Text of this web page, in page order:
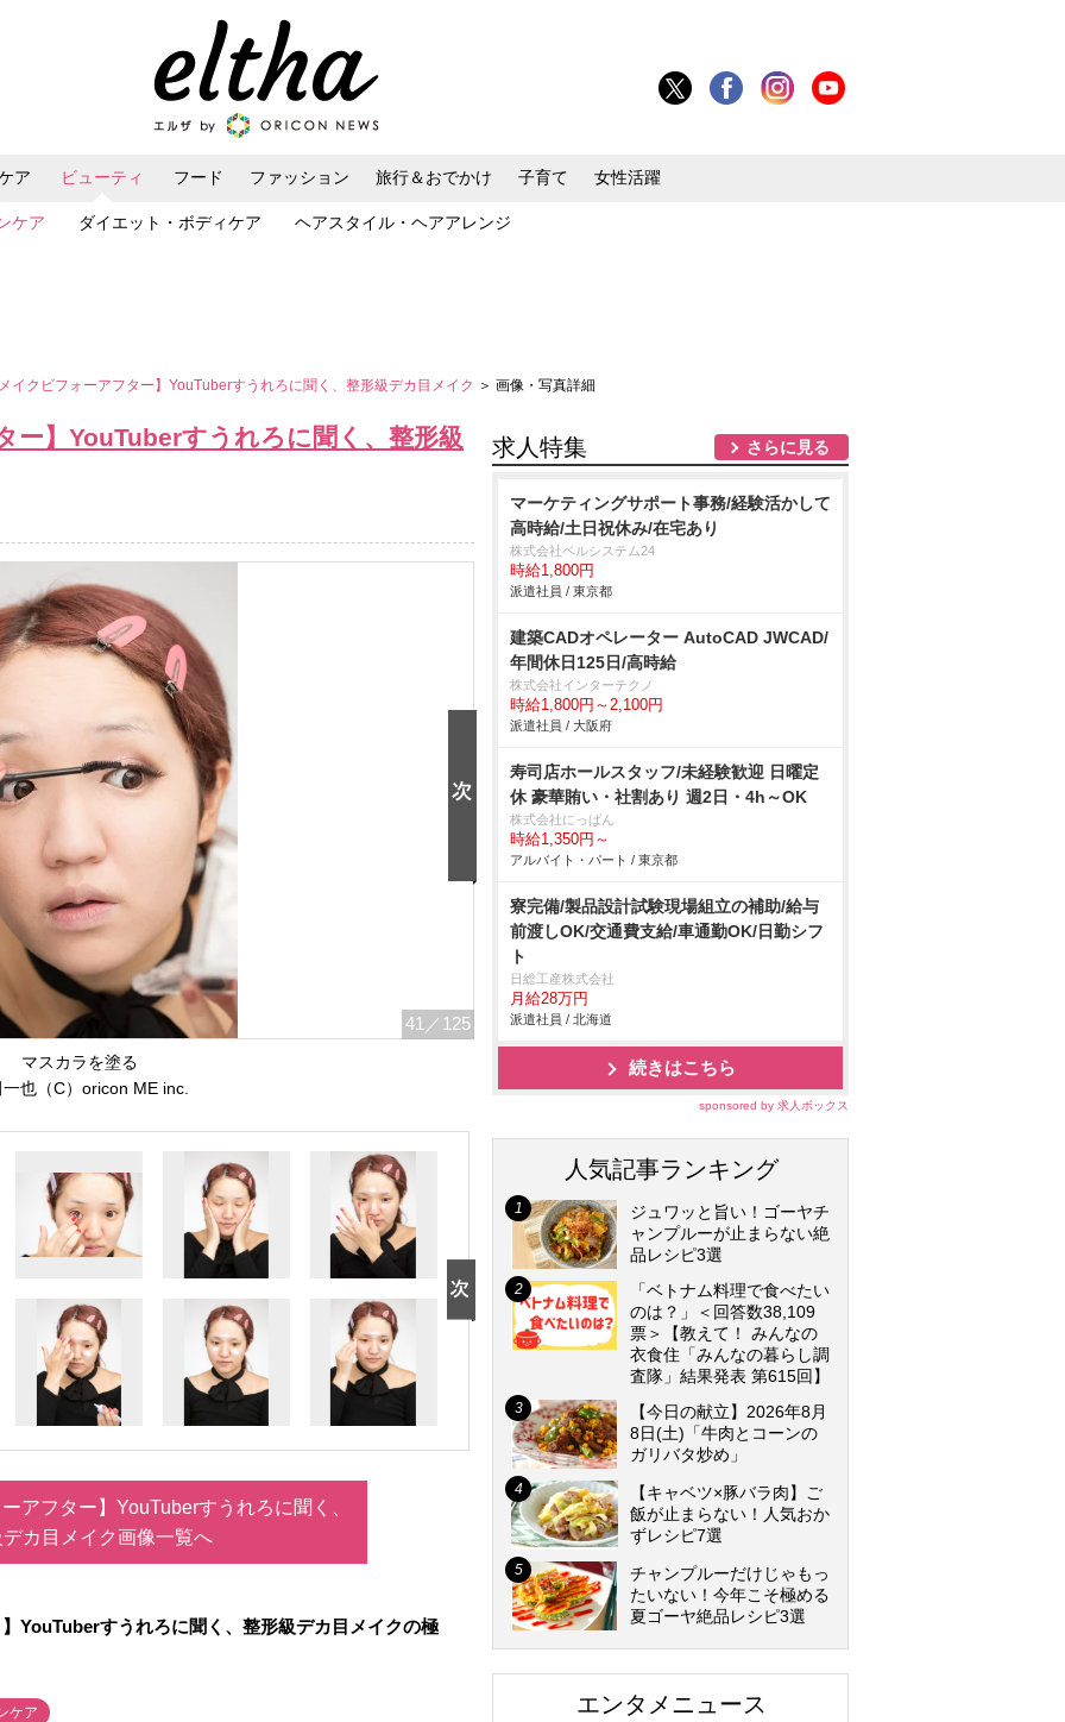
ア ビューティ
ケア ダイエット・ボディケア ヘアスタイル・ヘアアレンジ
フード ファッション 旅行＆おでかけ 子育て 女性活躍
イクビフォーアフター】YouTuberすうれろに聞く、整形級デカ目メイク ＞ 画像・写真詳細
ー】YouTuberすうれろに聞く、整形級
41 ／125
マスカラを塗る
也（C）oricon ME inc.
アフター】YouTuberすうれろに聞く、
カ目メイク画像一覧へ
YouTuberすうれろに聞く、整形級デカ目メイクの極
ケア
求人特集 さらに見る
マーケティングサポート事務/経験活かして
高時給/土日祝休み/在宅あり
株式会社ベルシステム24
時給1,800円
派遣社員 / 東京都
建築CADオペレーター AutoCAD JWCAD/
年間休日125日/高時給
株式会社インターテクノ
時給1,800円～2,100円
派遣社員 / 大阪府
寿司店ホールスタッフ/未経験歓迎 日曜定
休 豪華賄い・社割あり 週2日・4h～OK
株式会社にっぱん
時給1,350円～
アルバイト・パート / 東京都
寮完備/製品設計試験現場組立の補助/給与
前渡しOK/交通費支給/車通勤OK/日勤シフ
ト
日総工産株式会社
月給28万円
派遣社員 / 北海道
続きはこちら
sponsored by 求人ボックス
人気記事ランキング
ジュワッと旨い！ゴーヤチ
ャンプルーが止まらない絶
品レシピ3選
「ベトナム料理で食べたい
のは？」＜回答数38,109
票＞【教えて！ みんなの
衣食住「みんなの暮らし調
査隊」結果発表 第615回】
【今日の献立】2026年8月
8日(土)「牛肉とコーンの
ガリバタ炒め」
【キャベツ×豚バラ肉】ご
飯が止まらない！人気おか
ずレシピ7選
チャンプルーだけじゃもっ
たいない！今年こそ極める
夏ゴーヤ絶品レシピ3選
エンタメニュース